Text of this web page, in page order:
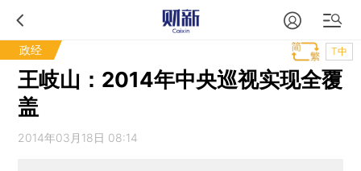
政经 T中
王岐山：2014年中央巡视实现全覆
盖
2014年03月18日 08:14